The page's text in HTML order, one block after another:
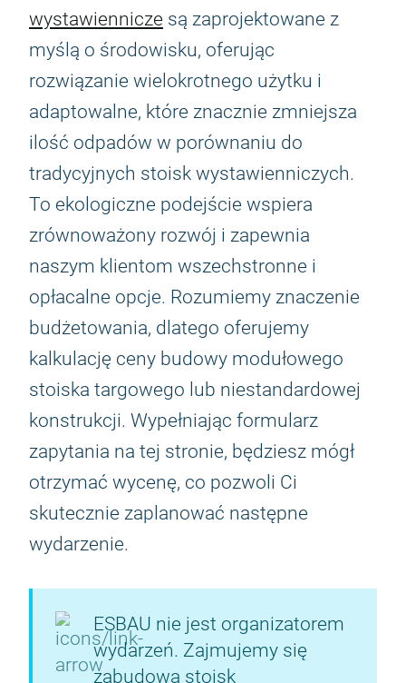
wystawiennicze są zaprojektowane z
myślą o środowisku, oferując
rozwiązanie wielokrotnego użytku i
adaptowalne, które znacznie zmniejsza
ilość odpadów w porównaniu do
tradycyjnych stoisk wystawienniczych.
To ekologiczne podejście wspiera
zrównoważony rozwój i zapewnia
naszym klientom wszechstronne i
opłacalne opcje. Rozumiemy znaczenie
budżetowania, dlatego oferujemy
kalkulację ceny budowy modułowego
stoiska targowego lub niestandardowej
konstrukcji. Wypełniając formularz
zapytania na tej stronie, będziesz mógł
otrzymać wycenę, co pozwoli Ci
skutecznie zaplanować następne
wydarzenie.
ESBAU nie jest organizatorem
wydarzeń. Zajmujemy się
zabudową stoisk